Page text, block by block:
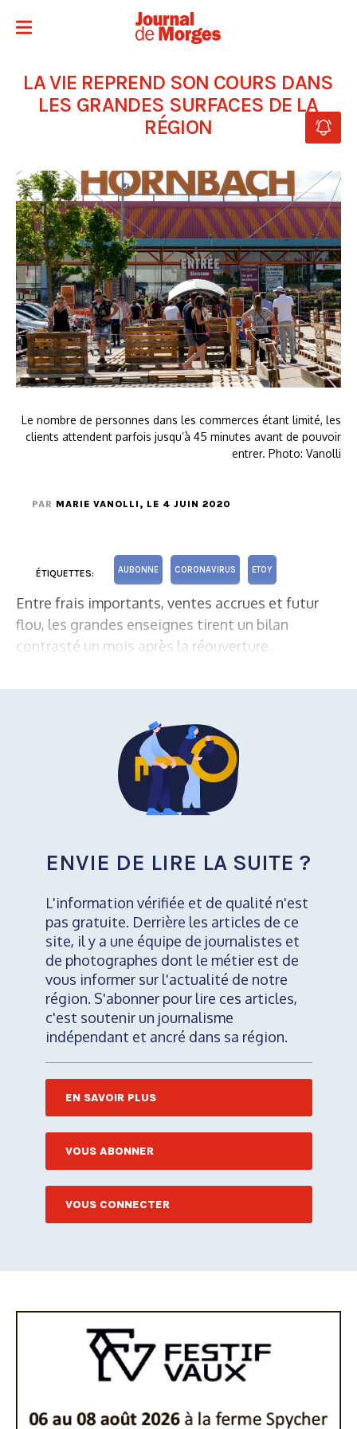
LA VIE REPREND SON COURS DANS
LES GRANDES SURFACES DE LA
RÉGION
Le nombre de personnes dans les commerces étant limité, les
clients attendent parfois jusqu’à 45 minutes avant de pouvoir
entrer. Photo: Vanolli
PAR MARIE VANOLLI , LE 4 JUIN 2020
ÉTIQUETTES: AUBONNE CORONAVIRUS ETOY
Entre frais importants, ventes accrues et futur
flou, les grandes enseignes tirent un bilan
contrasté un mois après la réouverture.
ENVIE DE LIRE LA SUITE ?
L'information vérifiée et de qualité n'est
pas gratuite. Derrière les articles de ce
site, il y a une équipe de journalistes et
de photographes dont le métier est de
vous informer sur l'actualité de notre
région. S'abonner pour lire ces articles,
c'est soutenir un journalisme
indépendant et ancré dans sa région.
EN SAVOIR PLUS
VOUS ABONNER
VOUS CONNECTER